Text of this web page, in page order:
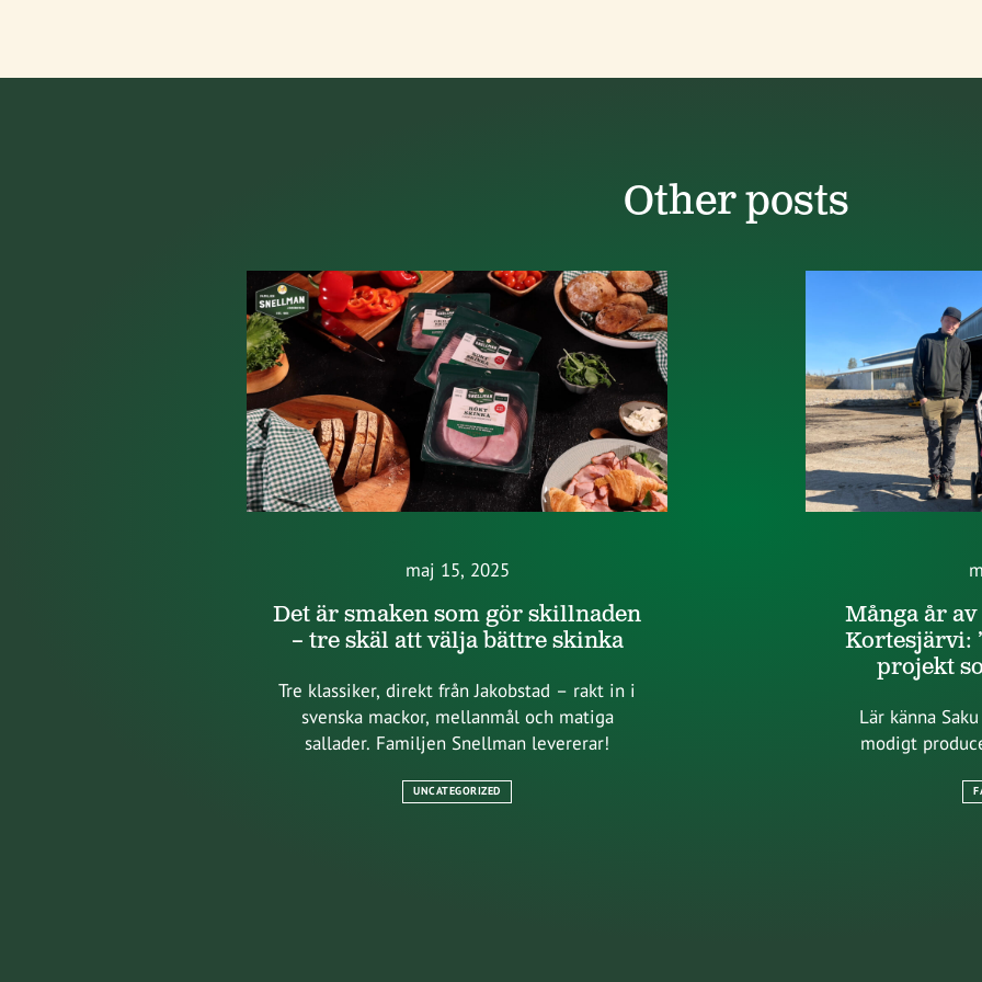
Other posts
maj 15, 2025
Det är smaken som gör skillnaden
– tre skäl att välja bättre skinka
Tre klassiker, direkt från Jakobstad – rakt in i
svenska mackor, mellanmål och matiga
sallader. Familjen Snellman levererar!
UNCATEGORIZED
Många år
Kortesjärvi:
projekt
Lär känna
modigt